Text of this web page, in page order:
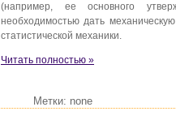
(например, ее основного
необходимостью дать
статистической механики.
Читать полностью »
Метки: none